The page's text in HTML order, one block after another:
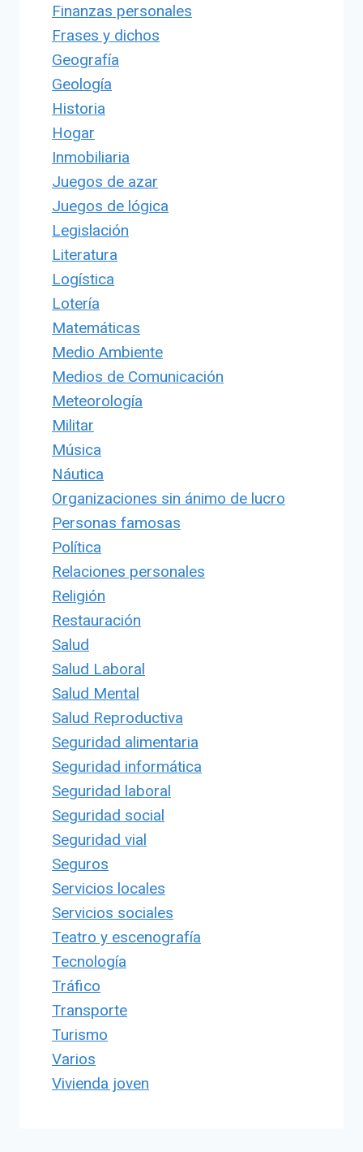
Finanzas personales
Frases y dichos
Geografía
Geología
Historia
Hogar
Inmobiliaria
Juegos de azar
Juegos de lógica
Legislación
Literatura
Logística
Lotería
Matemáticas
Medio Ambiente
Medios de Comunicación
Meteorología
Militar
Música
Náutica
Organizaciones sin ánimo de lucro
Personas famosas
Política
Relaciones personales
Religión
Restauración
Salud
Salud Laboral
Salud Mental
Salud Reproductiva
Seguridad alimentaria
Seguridad informática
Seguridad laboral
Seguridad social
Seguridad vial
Seguros
Servicios locales
Servicios sociales
Teatro y escenografía
Tecnología
Tráfico
Transporte
Turismo
Varios
Vivienda joven